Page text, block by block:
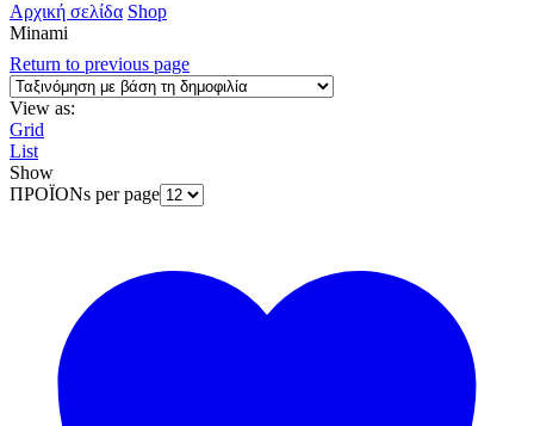
Αρχική σελίδα Shop
Minami
Return to previous page
View as:
Grid
List
Show
ΠΡΟΪΟΝs per page